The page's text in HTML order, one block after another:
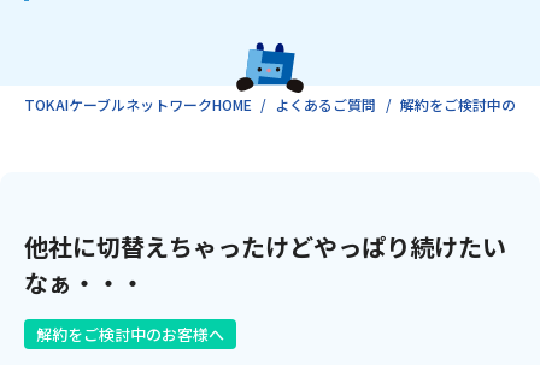
ご利用中のお客様
インターネット
TOKAIケーブルネットワークHOME よくあるご質問 解約をご検討中のお
他社に切替えちゃったけどやっぱり続けたい
なぁ・・・
解約をご検討中のお客様へ